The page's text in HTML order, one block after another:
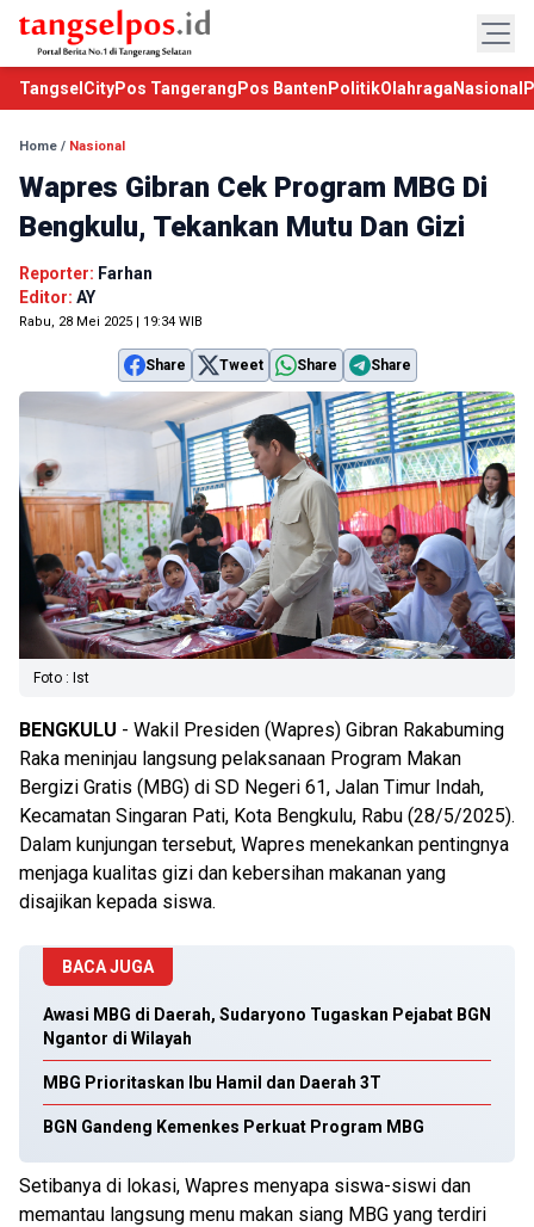
TangselCityPos Tangerang Pos Banten PolitikOlahraga Nasional
Home / Nasional
Wapres Gibran Cek Program MBG Di
Bengkulu, Tekankan Mutu Dan Gizi
Reporter: Farhan
Editor: AY
Rabu, 28 Mei 2025 | 19:34 WIB
Share Tweet Share Share
Foto : Ist
BENGKULU - Wakil Presiden (Wapres) Gibran Rakabuming
Raka meninjau langsung pelaksanaan Program Makan
Bergizi Gratis (MBG) di SD Negeri 61, Jalan Timur Indah,
Kecamatan Singaran Pati, Kota Bengkulu, Rabu (28/5/2025).
Dalam kunjungan tersebut, Wapres menekankan pentingnya
menjaga kualitas gizi dan kebersihan makanan yang
disajikan kepada siswa.
BACA JUGA
Awasi MBG di Daerah, Sudaryono Tugaskan Pejabat BGN
Ngantor di Wilayah
MBG Prioritaskan Ibu Hamil dan Daerah 3T
BGN Gandeng Kemenkes Perkuat Program MBG
Setibanya di lokasi, Wapres menyapa siswa-siswi dan
memantau langsung menu makan siang MBG yang terdiri